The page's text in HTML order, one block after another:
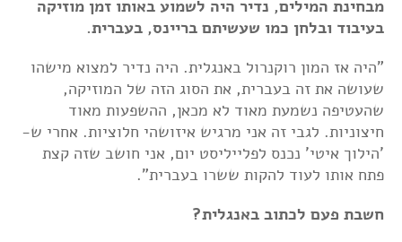
מבחינת המילים, נדיר היה לשמוע באותו זמן מוזיקה
בעיבוד ובלחן כמו שעשיתם בריינס, בעברית.
"היה אז המון רוקנרול באנגלית. היה נדיר למצוא מישהו
שעושה את זה בעברית, את הסוג הזה של המוזיקה,
שהעטיפה נשמעת מאוד לא מכאן, ההשפעות מאוד
חיצוניות. לגבי זה אני מרגיש איזושהי חלוציות. אחרי ש-
'הילוך איטי' נכנס לפלייליסט יום, אני חושב שזה קצת
פתח אותו לעוד להקות ששרו בעברית".
חשבת פעם לכתוב באנגלית?